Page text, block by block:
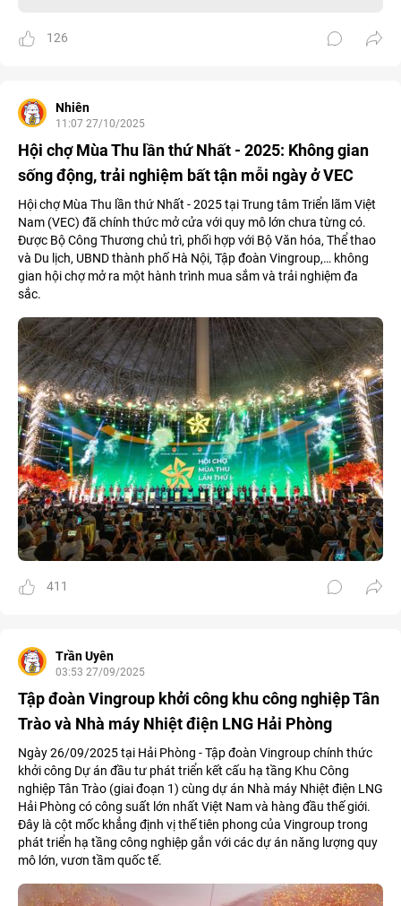
126
Nhiên
11:07 27/10/2025
Hội chợ Mùa Thu lần thứ Nhất - 2025: Không gian
sống động, trải nghiệm bất tận mỗi ngày ở VEC
Hội chợ Mùa Thu lần thứ Nhất - 2025 tại Trung tâm Triển lãm Việt
Nam (VEC) đã chính thức mở cửa với quy mô lớn chưa từng có.
Được Bộ Công Thương chủ trì, phối hợp với Bộ Văn hóa, Thể thao
và Du lịch, UBND thành phố Hà Nội, Tập đoàn Vingroup,… không
gian hội chợ mở ra một hành trình mua sắm và trải nghiệm đa
sắc.
411
Trần Uyên
03:53 27/09/2025
Tập đoàn Vingroup khởi công khu công nghiệp Tân
Trào và Nhà máy Nhiệt điện LNG Hải Phòng
Ngày 26/09/2025 tại Hải Phòng - Tập đoàn Vingroup chính thức
khởi công Dự án đầu tư phát triển kết cấu hạ tầng Khu Công
nghiệp Tân Trào (giai đoạn 1) cùng dự án Nhà máy Nhiệt điện LNG
Hải Phòng có công suất lớn nhất Việt Nam và hàng đầu thế giới.
Đây là cột mốc khẳng định vị thế tiên phong của Vingroup trong
phát triển hạ tầng công nghiệp gắn với các dự án năng lượng quy
mô lớn, vươn tầm quốc tế.